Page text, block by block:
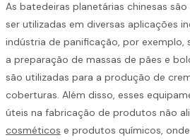
As batedeiras planetárias chinesas
ser utilizadas em diversas aplicações
indústria de panificação, por exemplo,
a preparação de massas de pães e
são utilizadas para a produção de
coberturas. Além disso, esses
úteis na fabricação de produtos não
cosméticos e produtos químicos,